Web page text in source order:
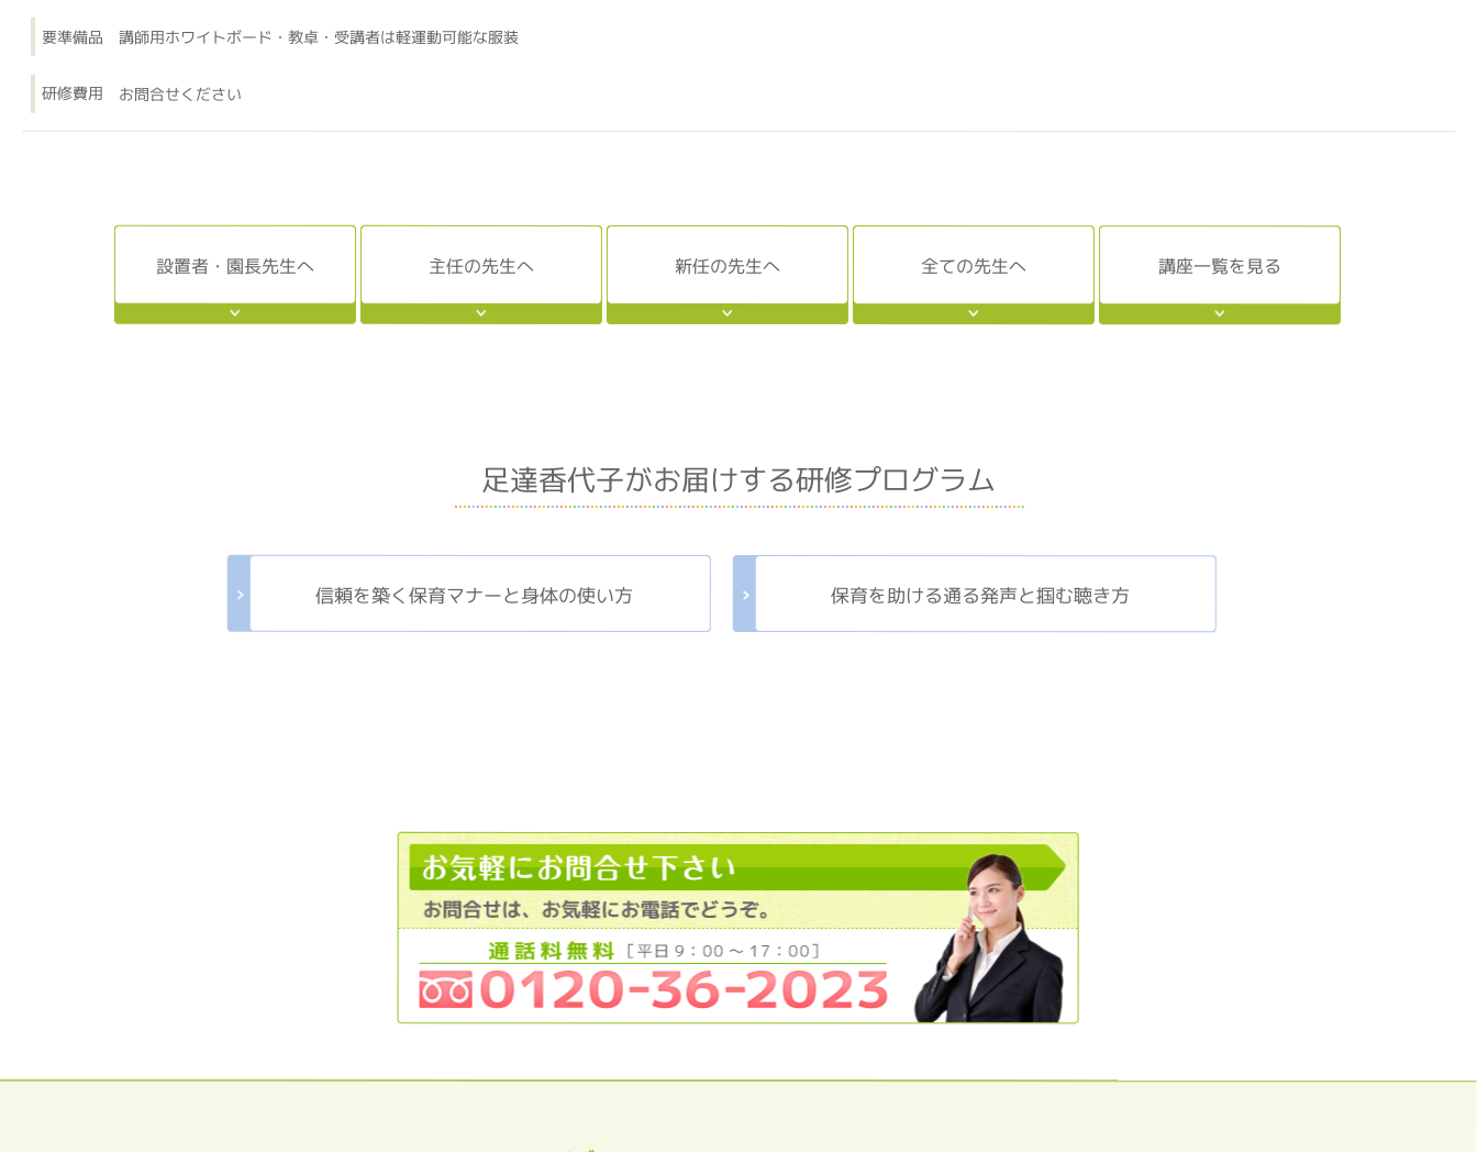
要準備品 講師用ホワイトボード・教卓・受講者は軽運動可能な服装
研修費用 お問合せください
設置者・園長先生へ 主任の先生へ 新任の先生へ 全ての先生へ 講座一覧を見る
足達香代子がお届けする研修プログラム
信頼を築く保育マナーと身体の使い方 保育を助ける通る発声と掴む聴き方